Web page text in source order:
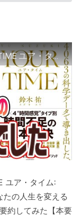
【ベストセラー】鈴木祐「YOUR TIME ユア・タイム: 4063の科学データで導き出した、あなたの人生を変える最後の時間術」を世界一わかりやすく要約してみた【本要約】
ユア・タイム:
の人生を変える
約してみた【本要